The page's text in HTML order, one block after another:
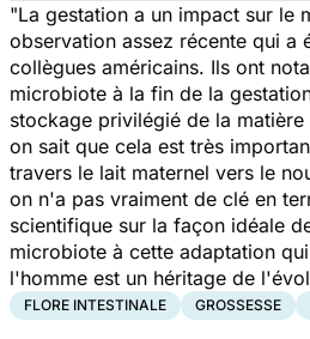
"La gestation a un impact sur le
observation assez récente qui a
collègues américains. Ils ont
microbiote à la fin de la
stockage privilégié de la
on sait que cela est très
travers le lait maternel vers le
on n'a pas vraiment de clé en
scientifique sur la façon idéale
microbiote à cette adaptation
l'homme est un héritage de
FLORE INTESTINALE GROSSESSE